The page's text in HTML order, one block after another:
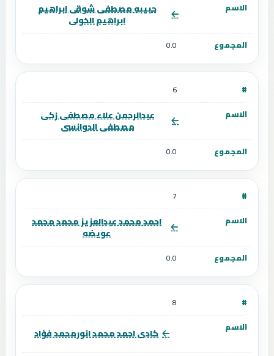
حبيبه مصطفى شوقى ابراهيم
ابراهيم الخولى
0.0
6
عبدالرحمن علاء مصطفى زكى
مصطفى الدوانسى
0.0
7
احمد محمد عبدالعزيز محمد محمد
عويضه
0.0
8
كادى احمد محمد انورمحمد فؤاد